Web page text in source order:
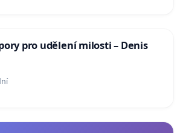
pro udělení milosti – Denis